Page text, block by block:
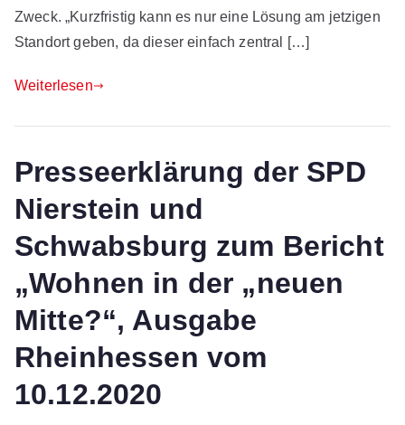
Zweck. „Kurzfristig kann es nur eine Lösung am jetzigen
Standort geben, da dieser einfach zentral […]
Weiterlesen
Presseerklärung der SPD
Nierstein und
Schwabsburg zum Bericht
„Wohnen in der „neuen
Mitte?“, Ausgabe
Rheinhessen vom
10.12.2020